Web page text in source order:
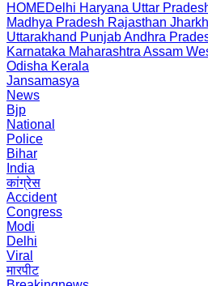
HOMEDelhi Haryana Uttar
Madhya Pradesh Rajasthan
Uttarakhand PunjabAndhra
Karnataka Maharashtra Assam
Odisha Kerala
Jansamasya
News
Bjp
National
Police
Bihar
India
कांग्रेस
Accident
Congress
Modi
Delhi
Viral
मारपीट